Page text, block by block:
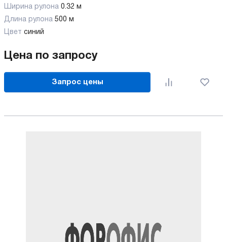
Ширина рулона 0.32 м
Длина рулона 500 м
Цвет синий
Цена по запросу
Запрос цены